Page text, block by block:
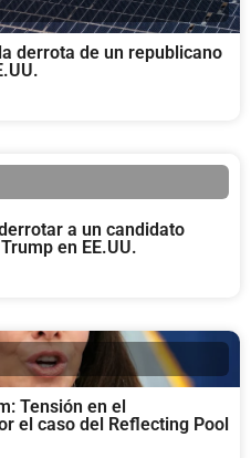
derrota de un republicano
a un candidato
en EE.UU.
Tensión en el
el caso del Reflecting Pool